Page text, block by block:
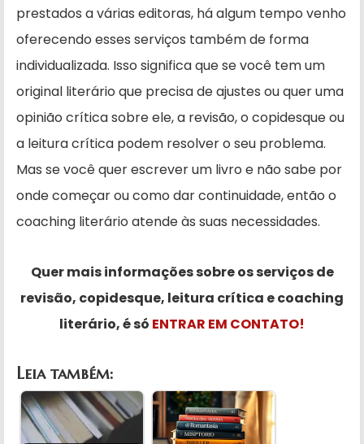
prestados a várias editoras, há algum tempo venho
oferecendo esses serviços também de forma
individualizada. Isso significa que se você tem um
original literário que precisa de ajustes ou quer uma
opinião crítica sobre ele, a revisão, o copidesque ou
a leitura crítica podem resolver o seu problema.
Mas se você quer escrever um livro e não sabe por
onde começar ou como dar continuidade, então o
coaching literário atende às suas necessidades.
Quer mais informações sobre os serviços de
revisão, copidesque, leitura crítica e coaching
literário, é só ENTRAR EM CONTATO!
Leia também: